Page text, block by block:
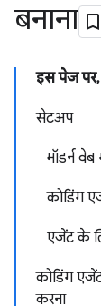
बनाना
इस पेज पर,
सेटअप
मॉडर्न
कोडिंग
एजेंट के
कोडिंग
करना